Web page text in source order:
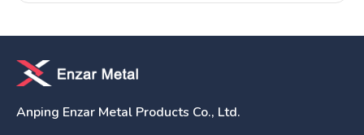
Anping Enzar Metal Products Co., Ltd.